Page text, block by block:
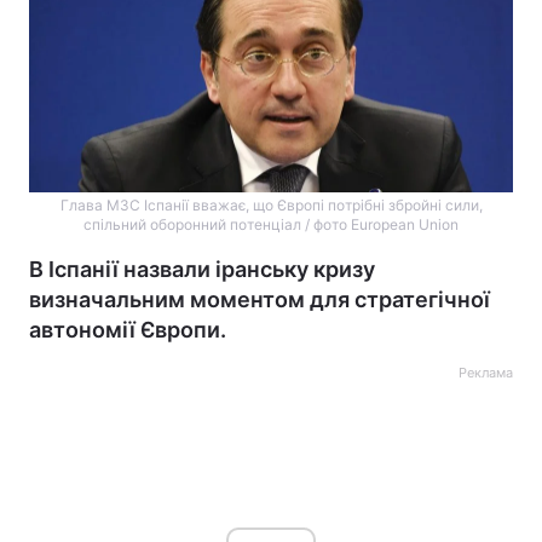
Глава МЗС Іспанії вважає, що Європі потрібні збройні сили,
спільний оборонний потенціал / фото European Union
В Іспанії назвали іранську кризу
визначальним моментом для стратегічної
автономії Європи.
Реклама